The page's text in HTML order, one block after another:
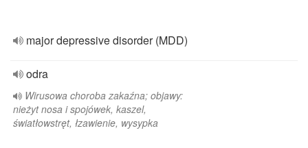
major depressive disorder (MDD)
odra
Wirusowa choroba zakaźna; objawy:
nieżyt nosa i spojówek, kaszel,
światłowstręt, łzawienie, wysypka